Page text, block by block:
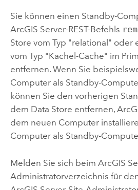
Sie können einen Standby-
ArcGIS Server-REST-Befehls
Store vom Typ "relational" oder
vom Typ "Kachel-Cache" im
entfernen. Wenn Sie
Computer als Standby-
können Sie den vorherigen
dem Data Store entfernen,
dem neuen Computer
Computer als Standby-
Melden Sie sich beim ArcGIS
Administratorverzeichnis für